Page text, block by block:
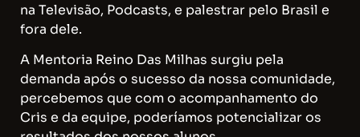
na Televisão, Podcasts, e palestrar pelo Brasil e
fora dele.
A Mentoria Reino Das Milhas surgiu pela
demanda após o sucesso da nossa comunidade,
percebemos que com o acompanhamento do
Cris e da equipe, poderíamos potencializar os